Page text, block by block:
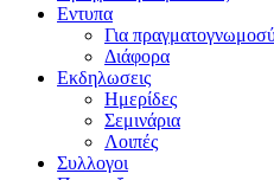
Εντυπα
Για
Διάφορα
Εκδηλωσεις
Ημερίδες
Σεμινάρια
Λοιπές
Συλλογοι